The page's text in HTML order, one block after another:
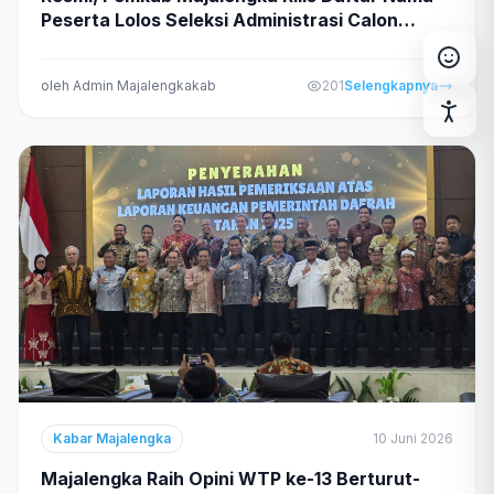
Peserta Lolos Seleksi Administrasi Calon
oleh Admin Majalengkakab 201Selengkapnya
Kabar Majalengka 10 Juni 2026
Majalengka Raih Opini WTP ke-13 Berturut-
Normal Sedang Besar
Rata Tulisan
Pertebal Huruf
Sorot Tautan
Mode Monokrom
Mode Kontras Terang